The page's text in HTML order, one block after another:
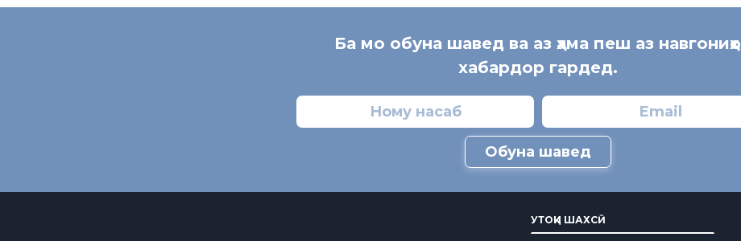
Ба мо обуна шавед ва аз ҳама пеш аз навгониҳо
хабардор гардед.
Обуна шавед
УТОҚИ ШАХСӢ